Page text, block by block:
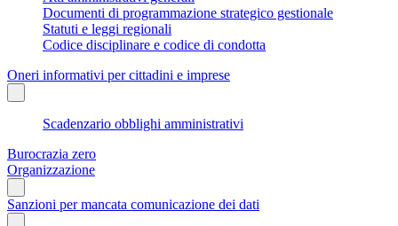
Documenti di programmazione strategico gestionale
Statuti e leggi regionali
Codice disciplinare e codice di condotta
Oneri informativi per cittadini e imprese
Scadenzario obblighi amministrativi
Burocrazia zero
Organizzazione
Sanzioni per mancata comunicazione dei dati